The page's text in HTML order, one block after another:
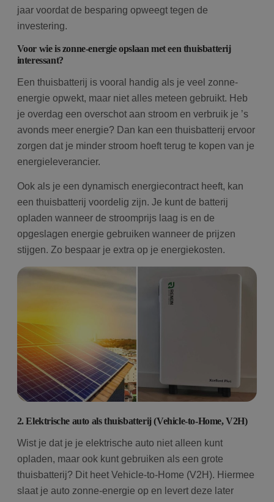
jaar voordat de besparing opweegt tegen de
investering.
Voor wie is zonne-energie opslaan met een thuisbatterij
interessant?
Een thuisbatterij is vooral handig als je veel zonne-
energie opwekt, maar niet alles meteen gebruikt. Heb
je overdag een overschot aan stroom en verbruik je ’s
avonds meer energie? Dan kan een thuisbatterij ervoor
zorgen dat je minder stroom hoeft terug te kopen van je
energieleverancier.
Ook als je een dynamisch energiecontract heeft, kan
een thuisbatterij voordelig zijn. Je kunt de batterij
opladen wanneer de stroomprijs laag is en de
opgeslagen energie gebruiken wanneer de prijzen
stijgen. Zo bespaar je extra op je energiekosten.
2. Elektrische auto als thuisbatterij (Vehicle-to-Home, V2H)
Wist je dat je je elektrische auto niet alleen kunt
opladen, maar ook kunt gebruiken als een grote
thuisbatterij? Dit heet Vehicle-to-Home (V2H). Hiermee
slaat je auto zonne-energie op en levert deze later